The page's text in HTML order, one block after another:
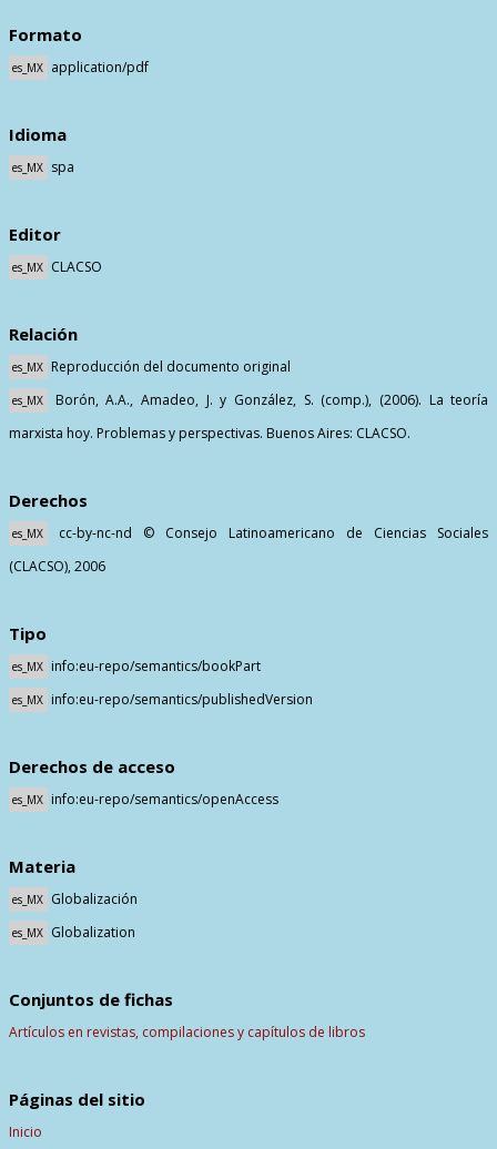
Formato
es_MX application/pdf
Idioma
es_MX spa
Editor
es_MX CLACSO
Relación
es_MX Reproducción del documento original
es_MX
Borón, A.A., Amadeo, J. y González, S. (comp.), (2006). La teoría
marxista hoy. Problemas y perspectivas. Buenos Aires: CLACSO.
Derechos
es_MX
cc-by-nc-nd © Consejo Latinoamericano de Ciencias Sociales
(CLACSO), 2006
Tipo
es_MX info:eu-repo/semantics/bookPart
es_MX info:eu-repo/semantics/publishedVersion
Derechos de acceso
es_MX info:eu-repo/semantics/openAccess
Materia
es_MX Globalización
es_MX Globalization
Conjuntos de fichas
Artículos en revistas, compilaciones y capítulos de libros
Páginas del sitio
Inicio